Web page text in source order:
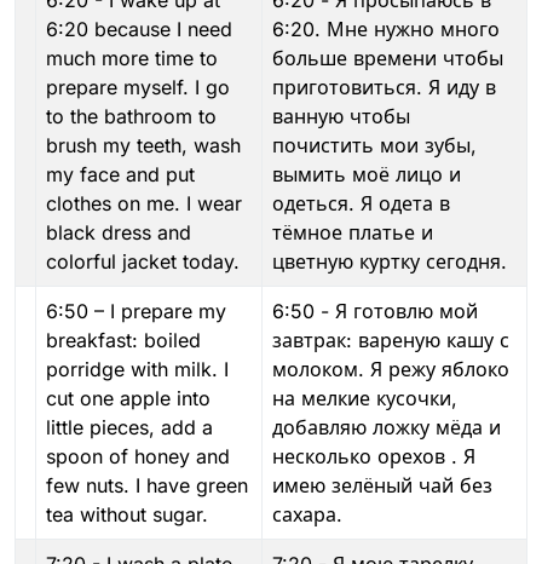
6:20 because I need
much more time to
prepare myself. I go
to the bathroom to
brush my teeth, wash
my face and put
clothes on me. I wear
black dress and
colorful jacket today.
6:20. Мне нужно много
больше времени чтобы
приготовиться. Я иду в
ванную чтобы
почистить мои зубы,
вымить моё лицо и
одеться. Я одета в
тёмное платье и
цветную куртку сегодня.
6:50 – I prepare my
breakfast: boiled
porridge with milk. I
cut one apple into
little pieces, add a
spoon of honey and
few nuts. I have green
tea without sugar.
6:50 - Я готовлю мой
завтрак: вареную кашу с
молоком. Я режу яблоко
на мелкие кусочки,
добавляю ложку мёда и
несколько орехов . Я
имею зелёный чай без
сахара.